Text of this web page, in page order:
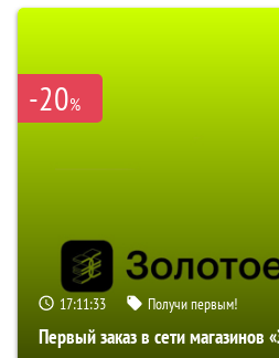
-20%
17:11:32 Получи первым!
Первый заказ в сети магазинов